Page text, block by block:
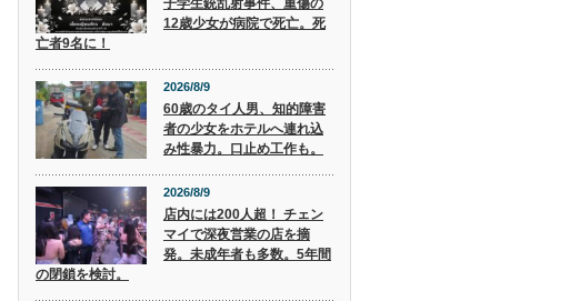
子学生銃乱射事件、重傷の
12歳少女が病院で死亡。死
亡者9名に！
2026/8/9
60歳のタイ人男、知的障害
者の少女をホテルへ連れ込
み性暴力。口止め工作も。
2026/8/9
店内には200人超！ チェン
マイで深夜営業の店を摘
発。未成年者も多数。5年間
の閉鎖を検討。